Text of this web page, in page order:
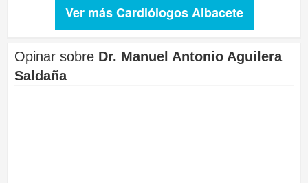
Ver más Cardiólogos Albacete
Opinar sobre Dr. Manuel Antonio Aguilera
Saldaña